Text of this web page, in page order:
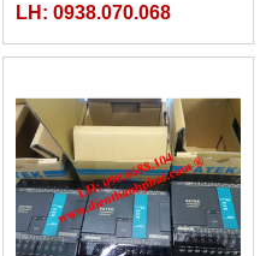
LH: 0938.070.068